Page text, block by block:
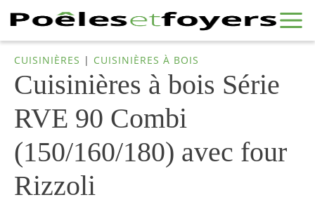
CUISINIÈRES | CUISINIÈRES À BOIS
Cuisinières à bois Série
RVE 90 Combi
(150/160/180) avec four
Rizzoli